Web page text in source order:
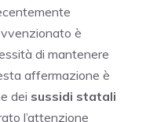
è
di mantenere
affermazione è
dei sussidi statali
l’attenzione